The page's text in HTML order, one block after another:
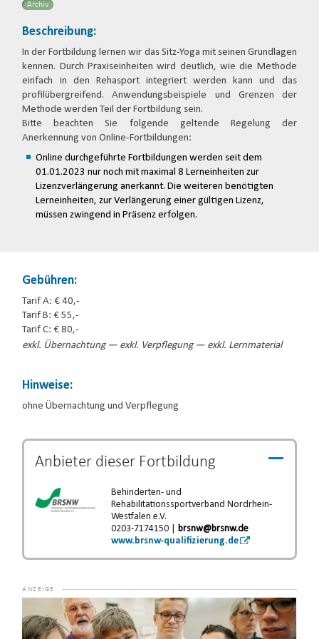
Archiv
Beschreibung:
In der Fortbildung lernen wir das Sitz-Yoga mit seinen Grundlagen
kennen. Durch Praxiseinheiten wird deutlich, wie die Methode
einfach in den Rehasport integriert werden kann und das
profilübergreifend. Anwendungsbeispiele und Grenzen der
Methode werden Teil der Fortbildung sein.
Bitte beachten Sie folgende geltende Regelung der
Anerkennung von Online-Fortbildungen:
Online durchgeführte Fortbildungen werden seit dem
01.01.2023 nur noch mit maximal 8 Lerneinheiten zur
Lizenzverlängerung anerkannt. Die weiteren benötigten
Lerneinheiten, zur Verlängerung einer gültigen Lizenz,
müssen zwingend in Präsenz erfolgen.
Gebühren:
Tarif A: € 40,-
Tarif B: € 55,-
Tarif C: € 80,-
exkl. Übernachtung — exkl. Verpflegung — exkl. Lernmaterial
Hinweise:
ohne Übernachtung und Verpflegung
Anbieter dieser Fortbildung
Behinderten- und
Rehabilitationssportverband Nordrhein-
Westfalen e.V.
0203-7174150 | brsnw@brsnw.de
www.brsnw-qualifizierung.de
Player